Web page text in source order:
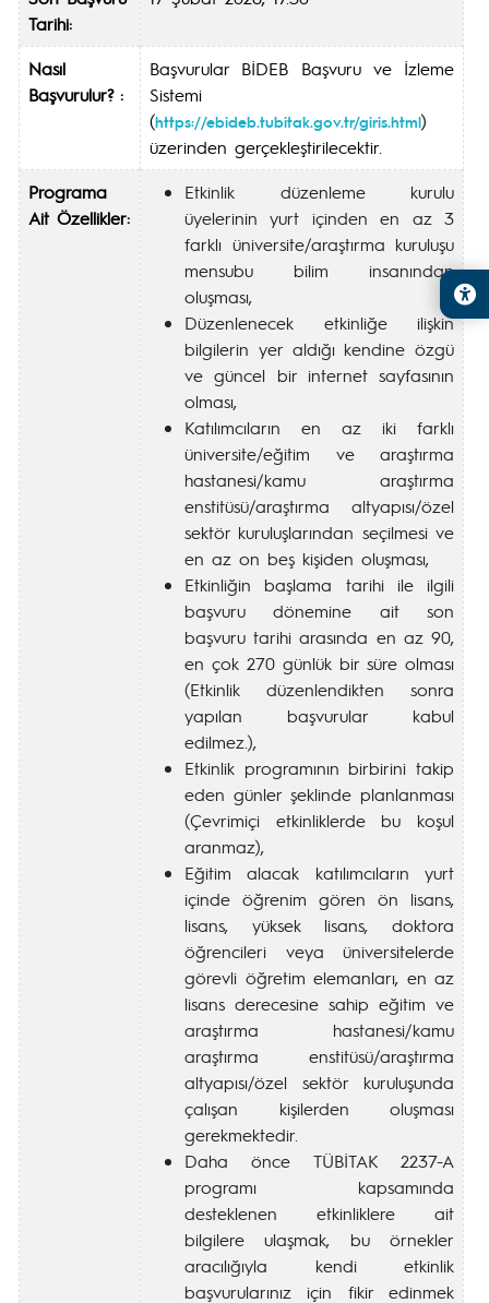
Tarihi:
Nasıl
Başvurulur? :
Başvurular BİDEB Başvuru ve İzleme
Sistemi
(https://ebideb.tubitak.gov.tr/giris.html)
üzerinden gerçekleştirilecektir.
Programa
Ait Özellikler:
Etkinlik düzenleme kurulu
üyelerinin yurt içinden en az 3
farklı üniversite/araştırma kuruluşu
mensubu bilim insanından
oluşması,
Düzenlenecek etkinliğe ilişkin
bilgilerin yer aldığı kendine özgü
ve güncel bir internet sayfasının
olması,
Katılımcıların en az iki farklı
üniversite/eğitim ve araştırma
hastanesi/kamu araştırma
enstitüsü/araştırma altyapısı/özel
sektör kuruluşlarından seçilmesi ve
en az on beş kişiden oluşması,
Etkinliğin başlama tarihi ile ilgili
başvuru dönemine ait son
başvuru tarihi arasında en az 90,
en çok 270 günlük bir süre olması
(Etkinlik düzenlendikten sonra
yapılan başvurular kabul
edilmez.),
Etkinlik programının birbirini takip
eden günler şeklinde planlanması
(Çevrimiçi etkinliklerde bu koşul
aranmaz),
Eğitim alacak katılımcıların yurt
içinde öğrenim gören ön lisans,
lisans, yüksek lisans, doktora
öğrencileri veya üniversitelerde
görevli öğretim elemanları, en az
lisans derecesine sahip eğitim ve
araştırma hastanesi/kamu
araştırma enstitüsü/araştırma
altyapısı/özel sektör kuruluşunda
çalışan kişilerden oluşması
gerekmektedir.
Daha önce TÜBİTAK 2237-A
programı kapsamında
desteklenen etkinliklere ait
bilgilere ulaşmak, bu örnekler
aracılığıyla kendi etkinlik
başvurularınız için fikir edinmek